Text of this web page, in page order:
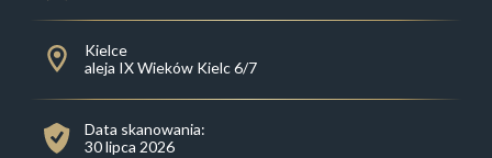
Kielce
aleja IX Wieków Kielc 6/7
Data skanowania:
30 lipca 2026